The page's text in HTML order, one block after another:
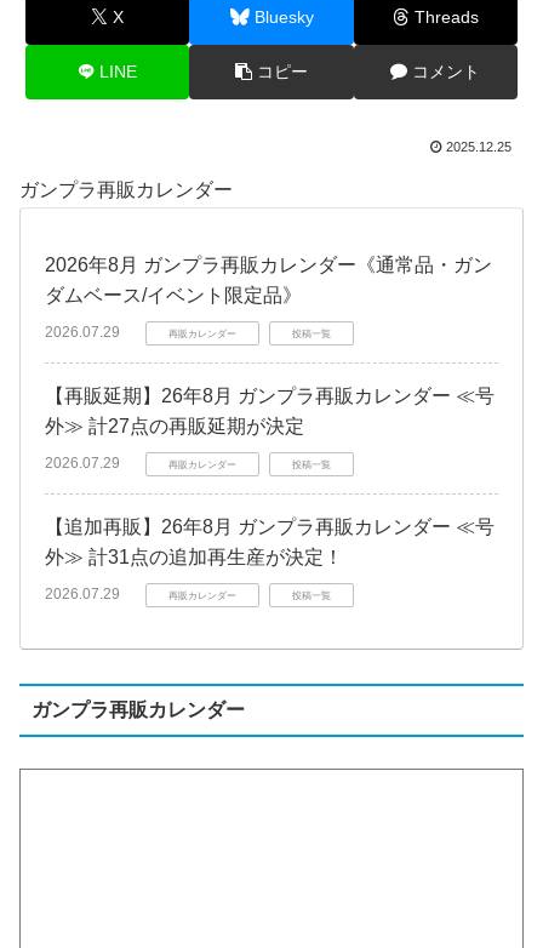
X Bluesky Threads
LINE コピー コメント
2025.12.25
ガンプラ再販カレンダー
2026年8月 ガンプラ再販カレンダー《通常品・ガン
ダムベース/イベント限定品》
2026.07.29 再販カレンダー 投稿一覧
【再販延期】26年8月 ガンプラ再販カレンダー ≪号
外≫ 計27点の再販延期が決定
2026.07.29 再販カレンダー 投稿一覧
【追加再販】26年8月 ガンプラ再販カレンダー ≪号
外≫ 計31点の追加再生産が決定！
2026.07.29 再販カレンダー 投稿一覧
ガンプラ再販カレンダー